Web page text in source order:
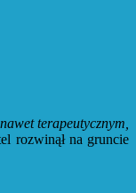
terapeutycznym,
rozwinął na gruncie